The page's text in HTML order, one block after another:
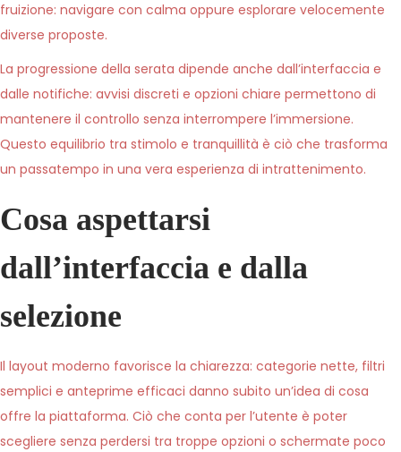
fruizione: navigare con calma oppure esplorare velocemente
diverse proposte.
La progressione della serata dipende anche dall’interfaccia e
dalle notifiche: avvisi discreti e opzioni chiare permettono di
mantenere il controllo senza interrompere l’immersione.
Questo equilibrio tra stimolo e tranquillità è ciò che trasforma
un passatempo in una vera esperienza di intrattenimento.
Cosa aspettarsi
dall’interfaccia e dalla
selezione
Il layout moderno favorisce la chiarezza: categorie nette, filtri
semplici e anteprime efficaci danno subito un’idea di cosa
offre la piattaforma. Ciò che conta per l’utente è poter
scegliere senza perdersi tra troppe opzioni o schermate poco